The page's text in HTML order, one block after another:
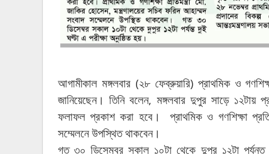
আগামীকাল মঙ্গলবার(২৮ ফেব্রুয়ারি) প্রাথমিক ও
জানিয়েছেন। তিনি বলেন, মঙ্গলবার দুপুর সাড়ে ১২টায়
ফলাফল প্রকাশ করা হবে। প্রাথমিক ও গণশিক্ষা
সম্মেলনে উপস্থিত থাকবেন।
গত ৩০ ডিসেম্বর সকাল ১০টা থেকে দুপুর ১২টা পর্যন্ত